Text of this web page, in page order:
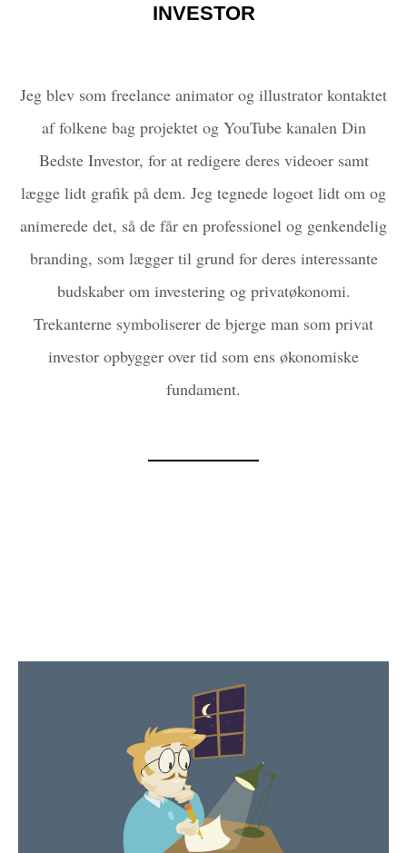
INVESTOR
Jeg blev som freelance animator og illustrator kontaktet
af folkene bag projektet og YouTube kanalen Din
Bedste Investor, for at redigere deres videoer samt
lægge lidt grafik på dem. Jeg tegnede logoet lidt om og
animerede det, så de får en professionel og genkendelig
branding, som lægger til grund for deres interessante
budskaber om investering og privatøkonomi.
Trekanterne symboliserer de bjerge man som privat
investor opbygger over tid som ens økonomiske
fundament.